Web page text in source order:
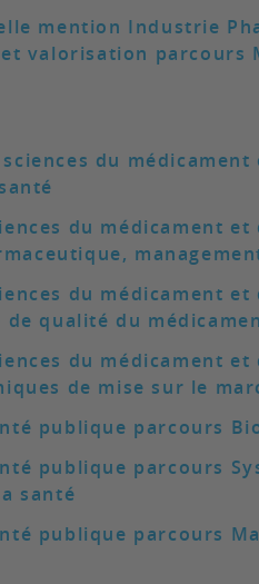
mention Industrie
valorisation parcours
du
du médicament
du médicament
qualité du
du médicament
de mise sur le
publique parcours
publique parcours
santé
publique parcours